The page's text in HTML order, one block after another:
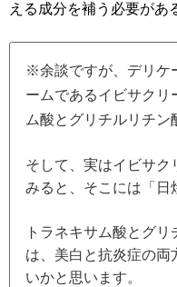
える成分を補う必要があ
※余談ですが、デリケ
ームであるイビサクリ
ム酸とグリチルリチン
そして、実はイビサク
みると、そこには「日
トラネキサム酸とグ
は、美白と抗炎症の両
いかと思います。